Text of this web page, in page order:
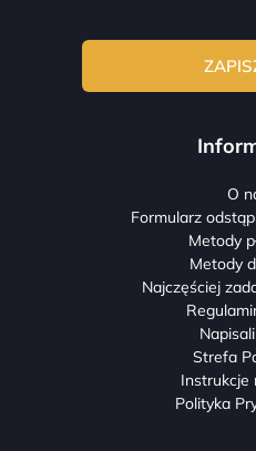
O
Formularz
Metody
Metody
Najczęściej
Strefa
Instrukcje
Polityka